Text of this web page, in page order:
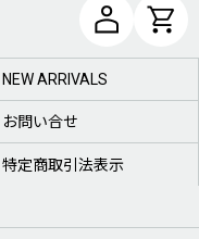
NEW ARRIVALS
お問い合せ
特定商取引法表示